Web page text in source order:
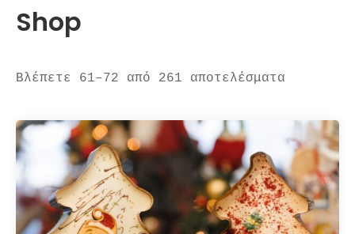
Shop
Βλέπετε 61–72 από 261 αποτελέσματα